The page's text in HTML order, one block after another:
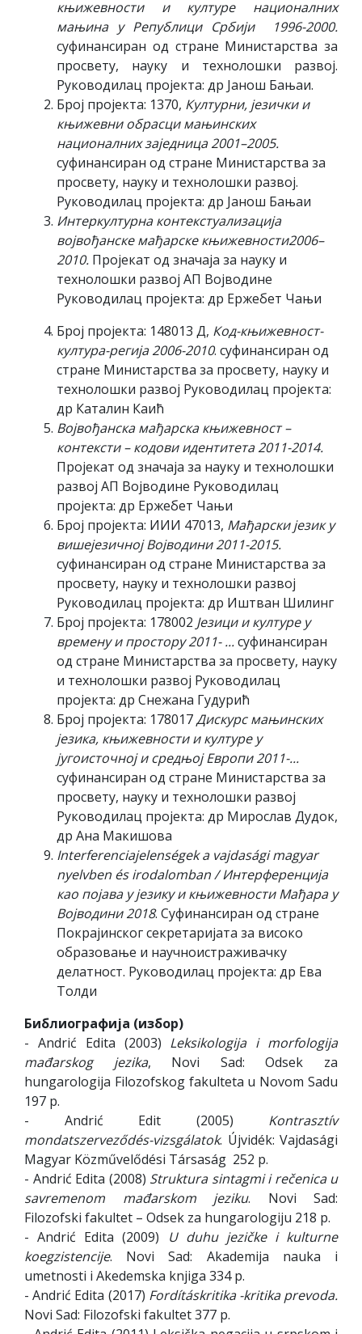
књижевности и културе националних
мањина у Републици Србији 1996-2000.
суфинансиран од стране Министарства за
просвету, науку и технолошки развој.
Руководилац пројекта: др Јанош Бањаи.
Број пројекта: 1370, Културни, језички и
књижевни обрасци мањинских
националних заједница 2001–2005.
суфинансиран од стране Министарства за
просвету, науку и технолошки развој.
Руководилац пројекта: др Јанош Бањаи
Интеркултурна контекстуализација
војвођанске мађарске књижевности2006–
2010. Пројекат од значаја за науку и
технолошки развој АП Војводине
Руководилац пројекта: др Ержебет Чањи
Број пројекта: 148013 Д, Код-књижевност-
култура-регија 2006-2010. суфинансиран од
стране Министарства за просвету, науку и
технолошки развој Руководилац пројекта:
др Каталин Каић
Војвођанска мађарска књижевност –
контексти – кодови идентитета 2011-2014.
Пројекат од значаја за науку и технолошки
развој АП Војводине Руководилац
пројекта: др Ержебет Чањи
Број пројекта: ИИИ 47013, Мађарски језик у
вишејезичној Војводини 2011-2015.
суфинансиран од стране Министарства за
просвету, науку и технолошки развој
Руководилац пројекта: др Иштван Шилинг
Број пројекта: 178002 Језици и културе у
времену и простору 2011- ...суфинансиран
од стране Министарства за просвету, науку
и технолошки развој Руководилац
пројекта: др Снежана Гудурић
Број пројекта: 178017Дискурс мањинских
језика, књижевности и културе у
југоисточној и средњој Европи 2011-...
суфинансиран од стране Министарства за
просвету, науку и технолошки развој
Руководилац пројекта: др Мирослав Дудок,
др Ана Макишова
Interferenciajelenségek a vajdasági magyar
nyelvben és irodalomban/ Интерференција
као појава у језику и књижевности Мађара у
Војводини 2018. Суфинансиран од стране
Покрајинског секретаријата за високо
образовање и научноистраживачку
делатност. Руководилац пројекта: др Ева
Толди
Библиографија (избор)
- Andrić Edita (2003) Leksikologija i morfologija
mađarskog jezika, Novi Sad: Odsek za
hungarologija Filozofskog fakulteta u Novom Sadu
197 p.
- Andrić Edit (2005) Kontrasztív
mondatszerveződés-vizsgálatok. Újvidék: Vajdasági
Magyar Közművelődési Társaság 252 p.
- Andrić Edita (2008) Struktura sintagmi i rečenica u
savremenom mađarskom jeziku. Novi Sad:
Filozofski fakultet – Odsek za hungarologiju 218 p.
- Andrić Edita (2009)
U duhu jezičke i kulturne
koegzistencije. Novi Sad: Akademija nauka i
umetnosti i Akedemska knjiga 334 p.
- Andrić Edita (2017) Fordításkritika -kritika prevoda.
Novi Sad: Filozofski fakultet 377 p.